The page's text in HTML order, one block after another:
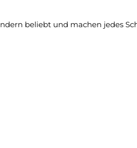
beliebt und machen jedes